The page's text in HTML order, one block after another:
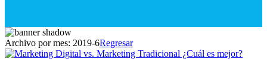
Archivo por mes: 2019-6Regresar